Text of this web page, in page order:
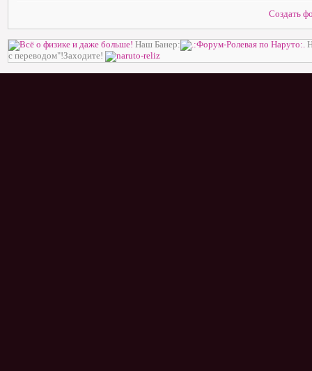
Создать
Наш Банер:
с переводом"!Заходите!